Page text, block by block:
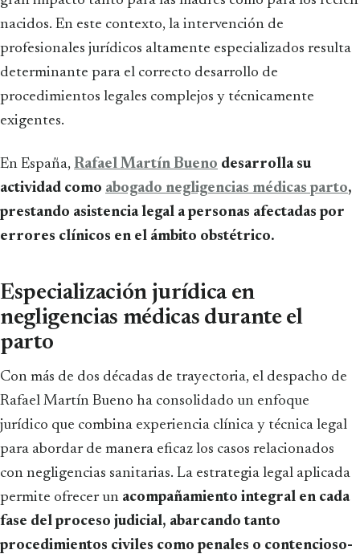
nacidos. En este contexto, la intervención de
profesionales jurídicos altamente especializados resulta
determinante para el correcto desarrollo de
procedimientos legales complejos y técnicamente
exigentes.
En España, Rafael Martín Bueno desarrolla su
actividad como abogado negligencias médicas parto,
prestando asistencia legal a personas afectadas por
errores clínicos en el ámbito obstétrico.
Especialización jurídica en
negligencias médicas durante el
parto
Con más de dos décadas de trayectoria, el despacho de
Rafael Martín Bueno ha consolidado un enfoque
jurídico que combina experiencia clínica y técnica legal
para abordar de manera eficaz los casos relacionados
con negligencias sanitarias. La estrategia legal aplicada
permite ofrecer un acompañamiento integral en cada
fase del proceso judicial, abarcando tanto
procedimientos civiles como penales o contencioso-